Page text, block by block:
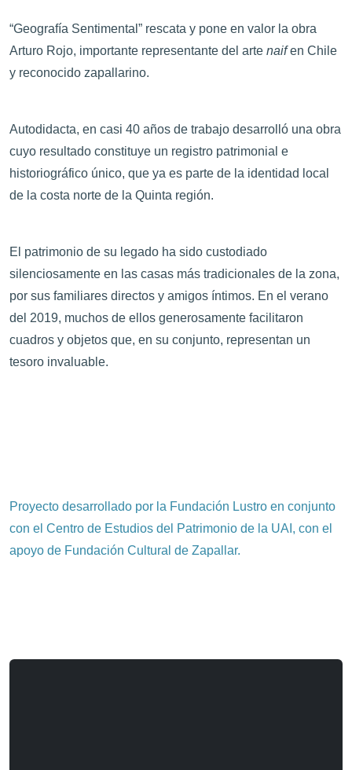
“Geografía Sentimental” rescata y pone en valor la obra
Arturo Rojo, importante representante del arte naifen Chile
y reconocido zapallarino.
Autodidacta, en casi 40 años de trabajo desarrolló una obra
cuyo resultado constituye un registro patrimonial e
historiográfico único, que ya es parte de la identidad local
de la costa norte de la Quinta región.
El patrimonio de su legado ha sido custodiado
silenciosamente en las casas más tradicionales de la zona,
por sus familiares directos y amigos íntimos. En el verano
del 2019, muchos de ellos generosamente facilitaron
cuadros y objetos que, en su conjunto, representan un
tesoro invaluable.
Proyecto desarrollado por la Fundación Lustro en conjunto
con el Centro de Estudios del Patrimonio de la UAI, con el
apoyo de Fundación Cultural de Zapallar.